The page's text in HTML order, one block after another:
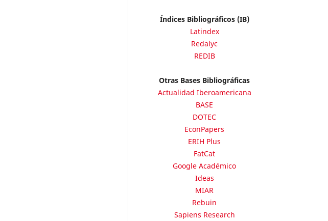
Índices Bibliográficos (IB)
Latindex
Redalyc
REDIB
Otras Bases Bibliográficas
Actualidad Iberoamericana
BASE
DOTEC
EconPapers
ERIH Plus
FatCat
Google Académico
Ideas
MIAR
Rebuin
Sapiens Research